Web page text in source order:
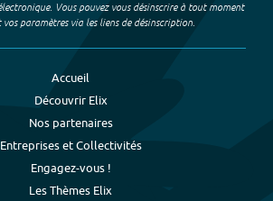
Vous pouvez vous désinscrire à tout moment
paramètres via les liens de désinscription.
Accueil
Découvrir Elix
Nos partenaires
Entreprises et Collectivités
Engagez-vous !
Les Thèmes Elix